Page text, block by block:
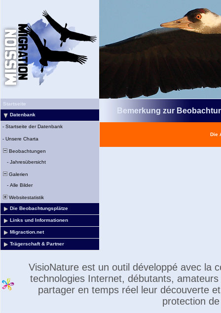
Startseite
Datenbank
- Startseite der Datenbank
- Unsere Charta
Beobachtungen
- Jahresübersicht
Galerien
- Alle Bilder
Websitestatistik
Die Beobachtungsplätze
Links und Informationen
Migraction.net
Trägerschaft & Partner
Bemerkung zur
Die
VisioNature est un outil développé avec la
technologies Internet, débutants,
partager en temps réel leur découverte
protection